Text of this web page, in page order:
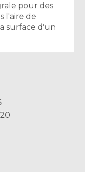
pour des
l'aire de
surface d'un